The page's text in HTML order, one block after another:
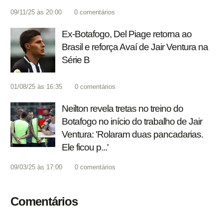
09/11/25 às 20:00 0 comentários
Ex-Botafogo, Del Piage retorna ao
Brasil e reforça Avaí de Jair Ventura na
Série B
01/08/25 às 16:35 0 comentários
Neilton revela tretas no treino do
Botafogo no início do trabalho de Jair
Ventura: 'Rolaram duas pancadarias.
Ele ficou p...'
09/03/25 às 17:00 0 comentários
Comentários